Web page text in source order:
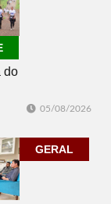
do
05/08/2026
GERAL